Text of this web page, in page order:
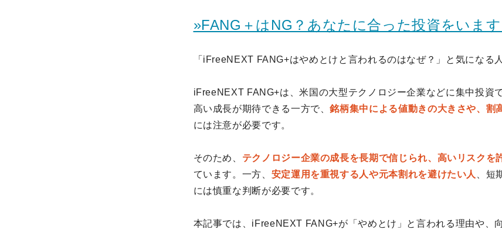
»FANG＋はNG？あなたに合った投資をいま
「iFreeNEXT FANG+はやめとけと言われるのはなぜ？」と気になる
iFreeNEXT FANG+は、米国の大型テクノロジー企業などに集中投資
高い成長が期待できる一方で、銘柄集中による値動きの大きさや、割
には注意が必要です。
そのため、 テクノロジー企業の成長を長期で信じられ、高いリスクを
ています。一方、 安定運用を重視する人や元本割れを避けたい人
、短
には慎重な判断が必要です。
本記事では、iFreeNEXT FANG+が「やめとけ」と言われる理由や、